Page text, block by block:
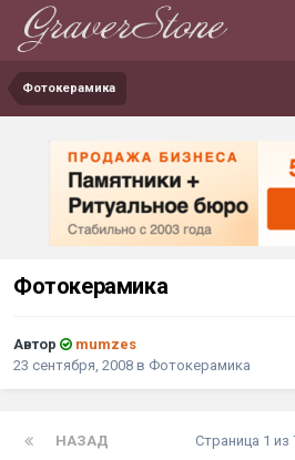
Фотокерамика
Фотокерамика
Автор
mumzes
23 сентября, 2008 в Фотокерамика
НАЗАД Страница 1 из